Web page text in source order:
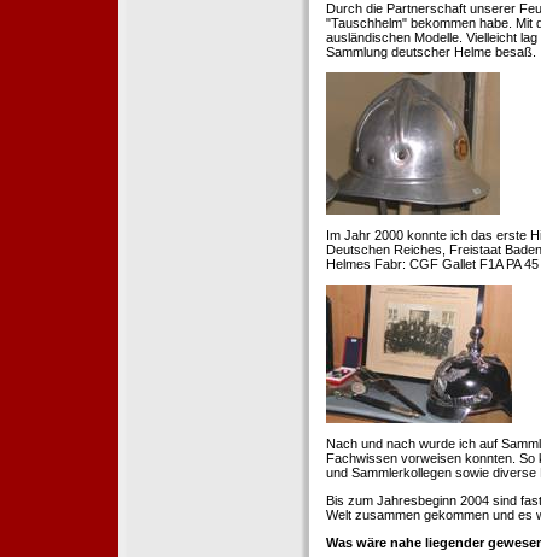
Durch die Partnerschaft unserer
"Tauschhelm" bekommen habe. Mit
ausländischen Modelle. Vielleicht
Sammlung deutscher Helme besaß.
Im Jahr 2000 konnte ich das erste
Deutschen Reiches, Freistaat
Helmes Fabr: CGF Gallet F1A PA
Nach und nach wurde ich auf
Fachwissen vorweisen konnten. So
und Sammlerkollegen sowie
Bis zum Jahresbeginn 2004 sind
Welt zusammen gekommen und es
Was wäre nahe liegender